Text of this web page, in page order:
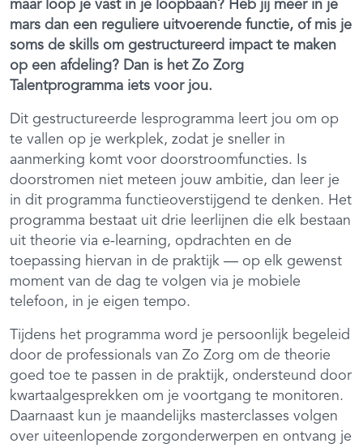
maar loop je vast in je loopbaan? Heb jij meer in je
mars dan een reguliere uitvoerende functie, of mis je
soms de skills om gestructureerd impact te maken
op een afdeling? Dan is het Zo Zorg
Talentprogramma iets voor jou.
Dit gestructureerde lesprogramma leert jou om op
te vallen op je werkplek, zodat je sneller in
aanmerking komt voor doorstroomfuncties. Is
doorstromen niet meteen jouw ambitie, dan leer je
in dit programma functieoverstijgend te denken. Het
programma bestaat uit drie leerlijnen die elk bestaan
uit theorie via e-learning, opdrachten en de
toepassing hiervan in de praktijk — op elk gewenst
moment van de dag te volgen via je mobiele
telefoon, in je eigen tempo.
Tijdens het programma word je persoonlijk begeleid
door de professionals van Zo Zorg om de theorie
goed toe te passen in de praktijk, ondersteund door
kwartaalgesprekken om je voortgang te monitoren.
Daarnaast kun je maandelijks masterclasses volgen
over uiteenlopende zorgonderwerpen en ontvang je